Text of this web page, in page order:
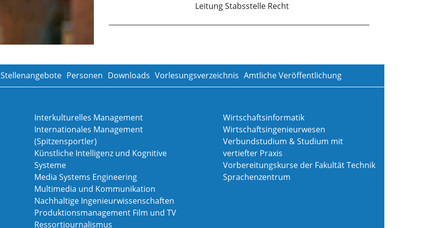
Leitung Stabsstelle Recht
Stellenangebote Personen Downloads Vorlesungsverzeichnis Amtliche Veröffentlichung
Interkulturelles Management
Internationales Management
(Spitzensportler)
Künstliche Intelligenz und Kognitive
Systeme
Media Systems Engineering
Multimedia und Kommunikation
Nachhaltige Ingenieurwissenschaften
Produktionsmanagement Film und TV
Ressortjournalismus
Wirtschaftsinformatik
Wirtschaftsingenieurwesen
Verbundstudium & Studium mit
vertiefter Praxis
Vorbereitungskurse der Fakultät Technik
Sprachenzentrum